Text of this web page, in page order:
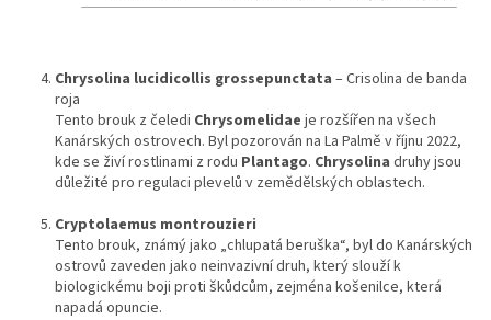
Chrysolina lucidicollis grossepunctata – Crisolina de banda
roja
Tento brouk z čeledi Chrysomelidae je rozšířen na všech
Kanárských ostrovech. Byl pozorován na La Palmě v říjnu 2022,
kde se živí rostlinami z rodu Plantago. Chrysolina druhy jsou
důležité pro regulaci plevelů v zemědělských oblastech.
Cryptolaemus montrouzieri
Tento brouk, známý jako „chlupatá beruška“, byl do Kanárských
ostrovů zaveden jako neinvazivní druh, který slouží k
biologickému boji proti škůdcům, zejména košenilce, která
napadá opuncie.